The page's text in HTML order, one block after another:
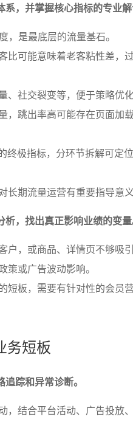
，并掌握核心指标的专业
是最底层的流量基石。
比可能意味着老客粘性差，
、社交裂变等，便于策略优
，跳出率高可能存在页面加
终极指标，分环节拆解可定
长期流量运营有重要指导意
析，找出真正影响业绩的变
户，或商品、详情页不够吸
或广告波动影响。
短板，需要有针对性的会员
务短板
踪和异常诊断。
，结合平台活动、广告投放